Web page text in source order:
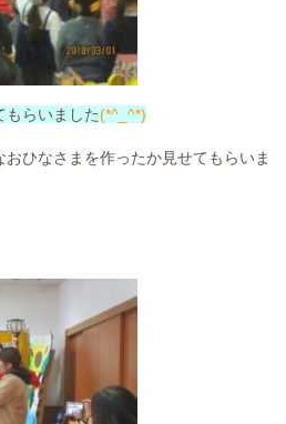
もらいました(*^_^*)
ひなさまを作ったか見せてもらいま